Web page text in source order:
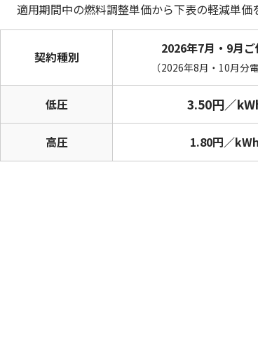
適用期間中の燃料調整単価から下表の軽減単価
契約種別
2026年7月・9月
（2026年8月・10月分
低圧 3.50円／
高圧 1.80円／kWh